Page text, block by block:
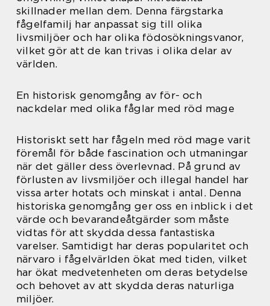
skillnader mellan dem. Denna färgstarka
fågelfamilj har anpassat sig till olika
livsmiljöer och har olika födosökningsvanor,
vilket gör att de kan trivas i olika delar av
världen.
En historisk genomgång av för- och
nackdelar med olika fåglar med röd mage
Historiskt sett har fågeln med röd mage varit
föremål för både fascination och utmaningar
när det gäller dess överlevnad. På grund av
förlusten av livsmiljöer och illegal handel har
vissa arter hotats och minskat i antal. Denna
historiska genomgång ger oss en inblick i det
värde och bevarandeåtgärder som måste
vidtas för att skydda dessa fantastiska
varelser. Samtidigt har deras popularitet och
närvaro i fågelvärlden ökat med tiden, vilket
har ökat medvetenheten om deras betydelse
och behovet av att skydda deras naturliga
miljöer.